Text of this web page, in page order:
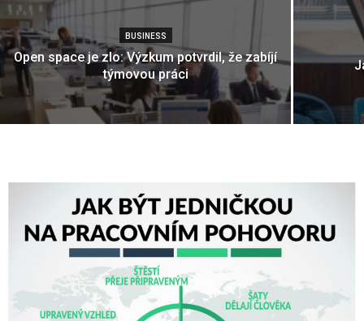
BUSINESS
Open space je zlo: Výzkum potvrdil, že zabíjí
týmovou práci